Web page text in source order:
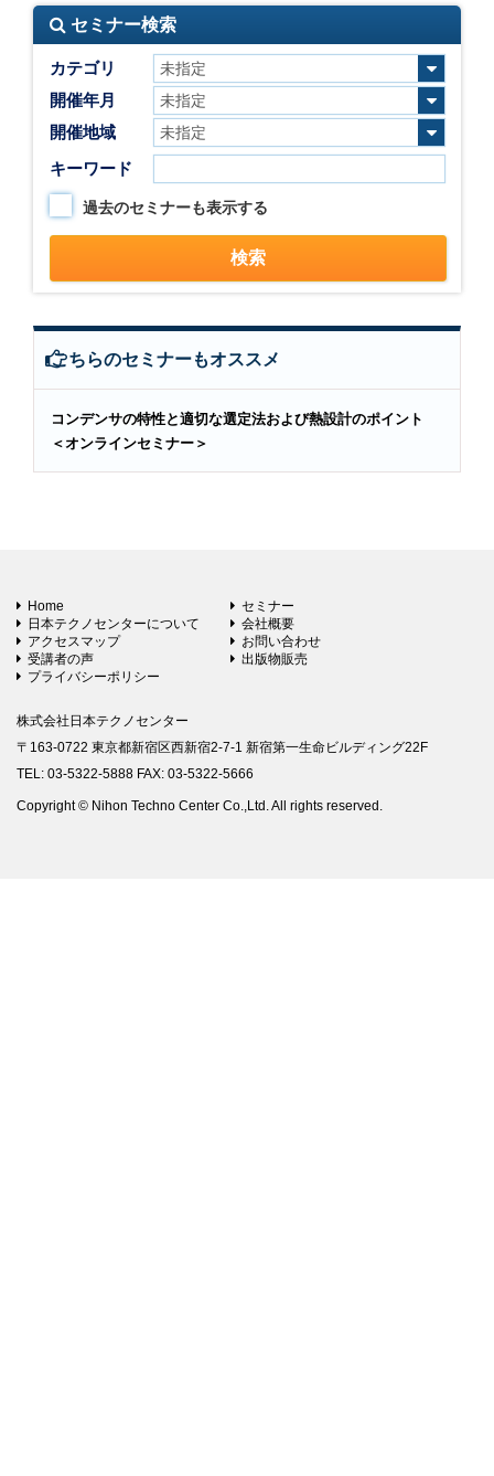
セミナー検索
カテゴリ
開催年月
開催地域
キーワード
過去のセミナーも表示する
こちらのセミナーもオススメ
コンデンサの特性と適切な選定法および熱設計のポイント
＜オンラインセミナー＞
Home
セミナー
日本テクノセンターについて
会社概要
アクセスマップ
お問い合わせ
受講者の声
出版物販売
プライバシーポリシー
株式会社日本テクノセンター
〒163-0722 東京都新宿区西新宿2-7-1 新宿第一生命ビルディング22F
TEL: 03-5322-5888 FAX: 03-5322-5666
Copyright © Nihon Techno Center Co.,Ltd. All rights reserved.